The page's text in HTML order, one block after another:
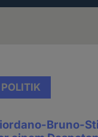
POLITIK
Bruno-